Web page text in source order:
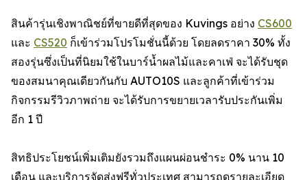
สินค้ารุ่นเชิงพาณิชย์ที่ขายดีที่สุดของ Kuvings อย่าง CS600
และ CS520 ก็เข้าร่วมโปรโมชั่นนี้ด้วย โดยลดราคา 30% ทั้ง
สองรุ่นซึ่งเป็นที่นิยมใช้ในบาร์น้ำผลไม้และคาเฟ่ จะได้รับชุด
ของสมนาคุณเดียวกันกับ AUTO10S และลูกค้าที่เข้าร่วม
กิจกรรมรีวิวภาพถ่าย จะได้รับการขยายเวลารับประกันเพิ่ม
อีก 1 ปี
สิทธิประโยชน์เพิ่มเติมยังรวมถึงแผนผ่อนชำระ 0% นาน 10
เดือน และบริการจัดส่งฟรีทั่วประเทศ สามารถดูรายละเอียด